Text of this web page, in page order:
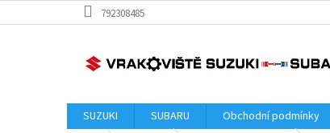
na
792308485
SUZUKI SUBARU Obchodní podmínky